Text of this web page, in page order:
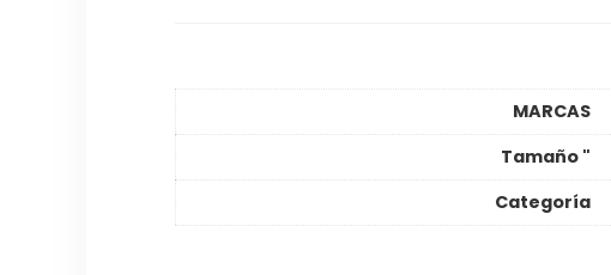
MARCAS
Tamaño "
Categoría